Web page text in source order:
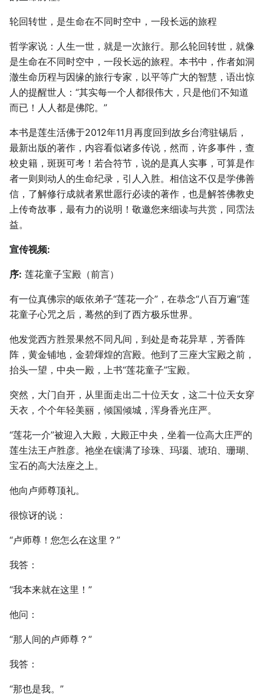
轮回转世，是生命在不同时空中，一段长远的旅程
哲学家说：人生一世，就是一次旅行。那么轮回转世，就像
是生命在不同时空中，一段长远的旅程。本书中，作者如洞
澈生命历程与因缘的旅行专家，以平等广大的智慧，语出惊
人的提醒世人：“其实每一个人都很伟大，只是他们不知道
而已！人人都是佛陀。”
本书是莲生活佛于2012年11月再度回到故乡台湾驻锡后，
最新出版的著作，内容看似诸多传说，然而，许多事件，查
校史籍，斑斑可考！若合符节，说的是真人实事，可算是作
者一则则动人的生命纪录，引人入胜。相信这不仅是学佛善
信，了解修行成就者累世愿行必读的著作，也是解答佛教史
上传奇故事，最有力的说明！敬邀您来细读与共赏，同霑法
益。
宣传视频:
序: 莲花童子宝殿（前言）
有一位真佛宗的皈依弟子“莲花一介”，在恭念“八百万遍”莲
花童子心咒之后，蓦然的到了西方极乐世界。
他发觉西方胜景果然不同凡间，到处是奇花异草，芳香阵
阵，黄金铺地，金碧煇煌的宫殿。他到了三座大宝殿之前，
抬头一望，中央一殿，上书“莲花童子”宝殿。
突然，大门自开，从里面走出二十位天女，这二十位天女穿
天衣，个个年轻美丽，倾国倾城，浑身香光庄严。
“莲花一介”被迎入大殿，大殿正中央，坐着一位高大庄严的
莲生法王卢胜彦。祂坐在镶满了珍珠、玛瑙、琥珀、珊瑚、
宝石的高大法座之上。
他向卢师尊顶礼。
很惊讶的说：
“卢师尊！您怎么在这里？”
我答：
“我本来就在这里！”
他问：
“那人间的卢师尊？”
我答：
“那也是我。”